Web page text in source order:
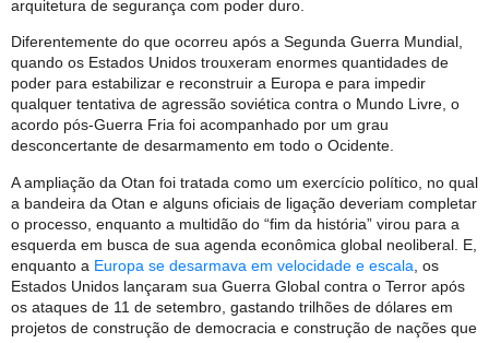
arquitetura de segurança com poder duro.
Diferentemente do que ocorreu após a Segunda Guerra Mundial,
quando os Estados Unidos trouxeram enormes quantidades de
poder para estabilizar e reconstruir a Europa e para impedir
qualquer tentativa de agressão soviética contra o Mundo Livre, o
acordo pós-Guerra Fria foi acompanhado por um grau
desconcertante de desarmamento em todo o Ocidente.
A ampliação da Otan foi tratada como um exercício político, no qual
a bandeira da Otan e alguns oficiais de ligação deveriam completar
o processo, enquanto a multidão do “fim da história” virou para a
esquerda em busca de sua agenda econômica global neoliberal. E,
enquanto a Europa se desarmava em velocidade e escala , os
Estados Unidos lançaram sua Guerra Global contra o Terror após
os ataques de 11 de setembro, gastando trilhões de dólares em
projetos de construção de democracia e construção de nações que